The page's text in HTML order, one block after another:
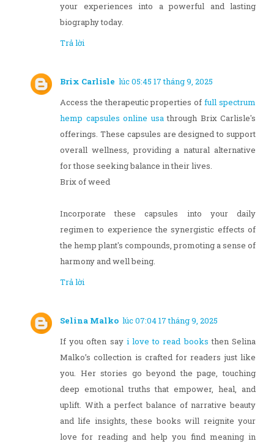
your experiences into a powerful and lasting
biography today.
Trả lời
Brix Carlisle lúc 05:45 17 tháng 9, 2025
Access the therapeutic properties offull spectrum
hemp capsules online usathrough Brix Carlisle's
offerings. These capsules are designed to support
overall wellness, providing a natural alternative
for those seeking balance in their lives.
Brix of weed
Incorporate these capsules into your daily
regimen to experience the synergistic effects of
the hemp plant's compounds, promoting a sense of
harmony and well being.
Trả lời
Selina Malko lúc 07:04 17 tháng 9, 2025
If you often say i love to read books then Selina
Malko’s collection is crafted for readers just like
you. Her stories go beyond the page, touching
deep emotional truths that empower, heal, and
uplift. With a perfect balance of narrative beauty
and life insights, these books will reignite your
love for reading and help you find meaning in